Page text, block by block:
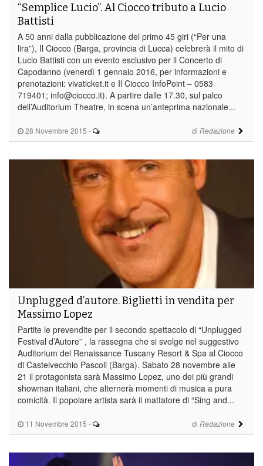
28 Novembre 2015 - di Redazione
“Semplice Lucio”. Al Ciocco tributo a Lucio
Battisti
A 50 anni dalla pubblicazione del primo 45 giri (“Per una
lira”), Il Ciocco (Barga, provincia di Lucca) celebrerà il mito di
Lucio Battisti con un evento esclusivo per il Concerto di
Capodanno (venerdì 1 gennaio 2016, per informazioni e
prenotazioni: vivaticket.it e Il Ciocco InfoPoint – 0583
719401; info@ciocco.it). A partire dalle 17.30, sul palco
dell’Auditorium Theatre, in scena un’anteprima nazionale...
11 Novembre 2015 - di Redazione
Unplugged d’autore. Biglietti in vendita per
Massimo Lopez
Partite le prevendite per il secondo spettacolo di “Unplugged
Festival d’Autore” , la rassegna che si svolge nel suggestivo
Auditorium del Renaissance Tuscany Resort & Spa al Ciocco
di Castelvecchio Pascoli (Barga). Sabato 28 novembre alle
21 il protagonista sarà Massimo Lopez, uno dei più grandi
showman italiani, che alternerà momenti di musica a pura
comicità. Il popolare artista sarà il mattatore di “Sing and...